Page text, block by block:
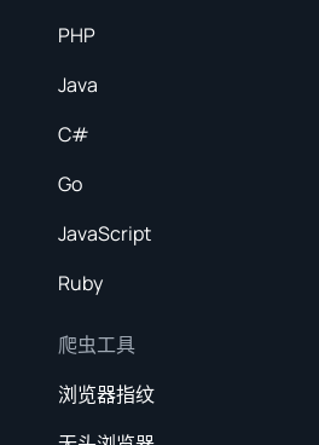
PHP
Java
C#
Go
JavaScript
Ruby
爬虫工具
浏览器指纹